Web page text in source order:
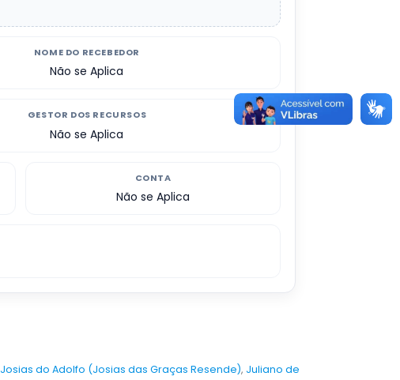
NOME DO RECEBEDOR
Não se Aplica
GESTOR DOS RECURSOS
Não se Aplica
CONTA
Não se Aplica
Josias do Adolfo (Josias das Graças Resende), Juliano de